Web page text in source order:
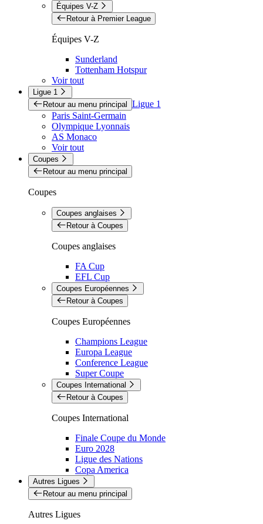
Équipes V-Z
Retour à Premier League
Équipes V-Z
Sunderland
Tottenham Hotspur
Voir tout
Ligue 1
Retour au menu principal Ligue 1
Paris Saint-Germain
Olympique Lyonnais
AS Monaco
Voir tout
Coupes
Retour au menu principal
Coupes
Coupes anglaises
Retour à Coupes
Coupes anglaises
FA Cup
EFL Cup
Coupes Européennes
Retour à Coupes
Coupes Européennes
Champions League
Europa League
Conference League
Super Coupe
Coupes International
Retour à Coupes
Coupes International
Finale Coupe du Monde
Euro 2028
Ligue des Nations
Copa America
Autres Ligues
Retour au menu principal
Autres Ligues